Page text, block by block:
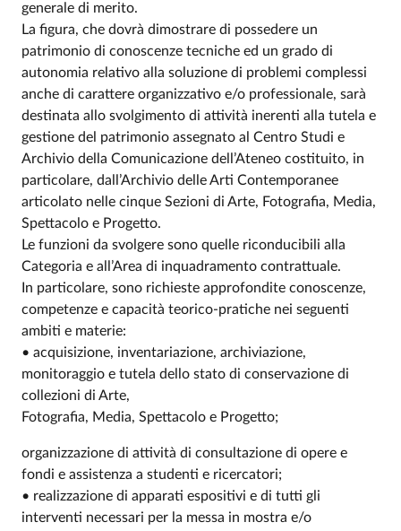
generale di merito.
La figura, che dovrà dimostrare di possedere un
patrimonio di conoscenze tecniche ed un grado di
autonomia relativo alla soluzione di problemi complessi
anche di carattere organizzativo e/o professionale, sarà
destinata allo svolgimento di attività inerenti alla tutela e
gestione del patrimonio assegnato al Centro Studi e
Archivio della Comunicazione dell’Ateneo costituito, in
particolare, dall’Archivio delle Arti Contemporanee
articolato nelle cinque Sezioni di Arte, Fotografia, Media,
Spettacolo e Progetto.
Le funzioni da svolgere sono quelle riconducibili alla
Categoria e all’Area di inquadramento contrattuale.
In particolare, sono richieste approfondite conoscenze,
competenze e capacità teorico-pratiche nei seguenti
ambiti e materie:
• acquisizione, inventariazione, archiviazione,
monitoraggio e tutela dello stato di conservazione di
collezioni di Arte,
Fotografia, Media, Spettacolo e Progetto;
organizzazione di attività di consultazione di opere e
fondi e assistenza a studenti e ricercatori;
• realizzazione di apparati espositivi e di tutti gli
interventi necessari per la messa in mostra e/o